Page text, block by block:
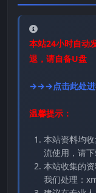
本站24小时自动
退，请自备U盘
→→→点击此处
温馨提示：
本站资料均
流使用，请
本站收集的
我们处理：